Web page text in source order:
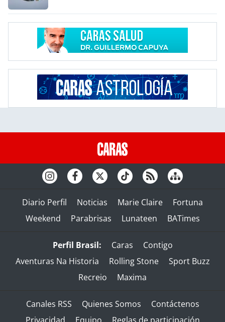
Diario Perfil Noticias Marie Claire
Fortuna
Weekend
Parabrisas Lunateen BATimes
Perfil Brasil: Caras
Contigo
Aventuras Na Historia
Rolling Stone
Sport Buzz
Recreio
Maxima
Canales RSS Quienes Somos
Contáctenos